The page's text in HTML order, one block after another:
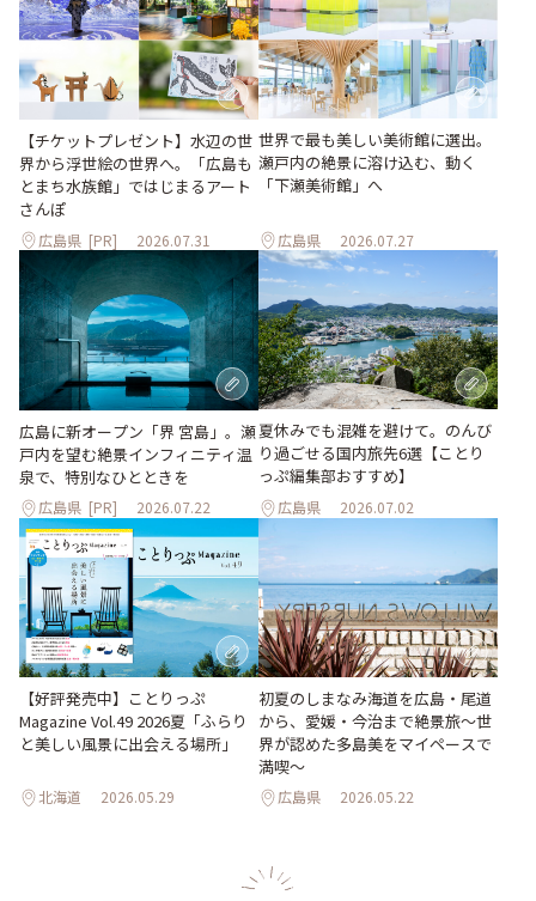
【チケットプレゼント】水辺の世
界から浮世絵の世界へ。「広島も
とまち水族館」ではじまるアート
さんぽ
広島県 [PR] 2026.07.31
世界で最も美しい美術館に選出。
瀬戸内の絶景に溶け込む、動く
「下瀬美術館」へ
広島県 2026.07.27
広島に新オープン「界 宮島」。瀬
戸内を望む絶景インフィニティ温
泉で、特別なひとときを
広島県 [PR] 2026.07.22
夏休みでも混雑を避けて。のんび
り過ごせる国内旅先6選【ことり
っぷ編集部おすすめ】
広島県 2026.07.02
【好評発売中】ことりっぷ
Magazine Vol.49 2026夏「ふらり
と美しい風景に出会える場所」
北海道 2026.05.29
初夏のしまなみ海道を広島・尾道
から、愛媛・今治まで絶景旅〜世
界が認めた多島美をマイペースで
満喫〜
広島県 2026.05.22